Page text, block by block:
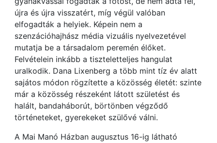
újra és újra visszatért, míg végül valóban
elfogadták a helyiek. Képein nem a
szenzációhajhász média vizuális nyelvezetével
mutatja be a társadalom peremén élőket.
Felvételein inkább a tiszteletteljes hangulat
uralkodik. Dana Lixenberg a több mint tíz év alatt
sajátos módon rögzítette a közösség életét: szinte
már a közösség részeként látott születést és
halált, bandaháborút, börtönben végződő
történeteket, gyerekeket szülővé válni.
A Mai Manó Házban augusztus 16-ig látható